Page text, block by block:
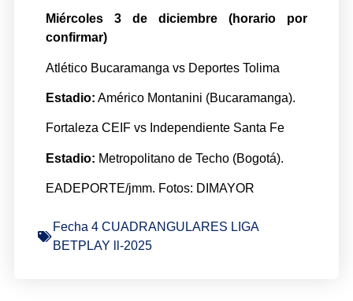
Miércoles 3 de diciembre (horario por
confirmar)
Atlético Bucaramanga vs Deportes Tolima
Estadio: Américo Montanini (Bucaramanga).
Fortaleza CEIF vs Independiente Santa Fe
Estadio: Metropolitano de Techo (Bogotá).
EADEPORTE/jmm. Fotos: DIMAYOR
Fecha 4 CUADRANGULARES LIGA
BETPLAY ll-2025